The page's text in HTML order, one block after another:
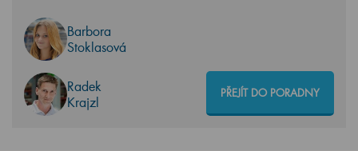
Barbora
Stoklasová
Radek
Krajzl
PŘEJÍT DO PORADNY